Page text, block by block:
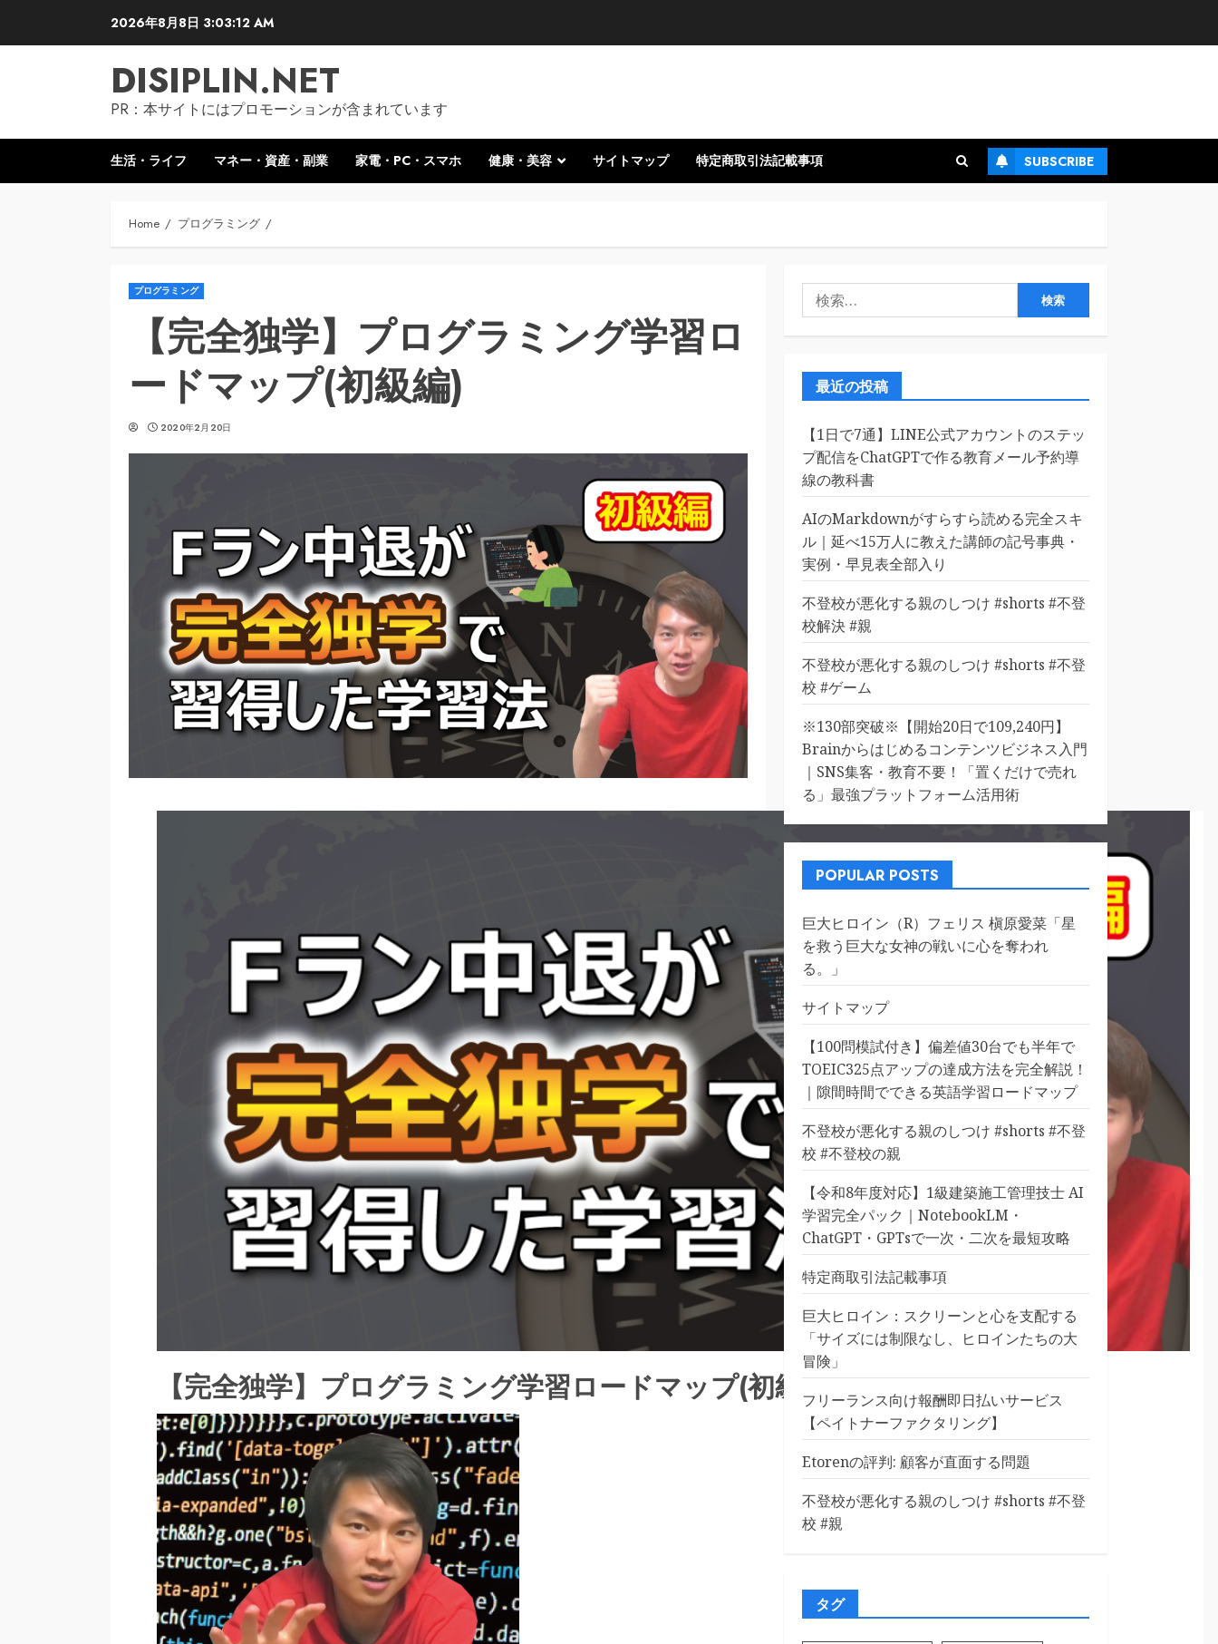
2026年8月8日 3:03:13 AM
DISIPLIN.NET
PR：本サイトにはプロモーションが含まれています
生活・ライフ マネー・資産・副業 家電・PC・スマホ 健康・美容 サイトマップ 特定商取引法記載事項 SUBSCRIBE
Home プログラミング
プログラミング
【完全独学】プログラミング学習ロ
ードマップ(初級編)
2020年2月20日
【完全独学】プログラミング学習ロードマップ(初級編)
検
索:
最近の投稿
【1日で7通】LINE公式アカウントのステッ
プ配信をChatGPTで作る教育メール予約導
線の教科書
AIのMarkdownがすらすら読める完全スキ
ル｜延べ15万人に教えた講師の記号事典・
実例・早見表全部入り
不登校が悪化する親のしつけ #shorts #不登
校解決 #親
不登校が悪化する親のしつけ #shorts #不登
校 #ゲーム
※130部突破※【開始20日で109,240円】
Brainからはじめるコンテンツビジネス入門
｜SNS集客・教育不要！「置くだけで売れ
る」最強プラットフォーム活用術
POPULAR POSTS
巨大ヒロイン（R）フェリス 槇原愛菜「星
を救う巨大な女神の戦いに心を奪われ
る。」
サイトマップ
【100問模試付き】偏差値30台でも半年で
TOEIC325点アップの達成方法を完全解説！
｜隙間時間でできる英語学習ロードマップ
不登校が悪化する親のしつけ #shorts #不登
校 #不登校の親
【令和8年度対応】1級建築施工管理技士 AI
学習完全パック｜NotebookLM・
ChatGPT・GPTsで一次・二次を最短攻略
特定商取引法記載事項
巨大ヒロイン：スクリーンと心を支配する
「サイズには制限なし、ヒロインたちの大
冒険」
フリーランス向け報酬即日払いサービス
【ペイトナーファクタリング】
Etorenの評判: 顧客が直面する問題
不登校が悪化する親のしつけ #shorts #不登
校 #親
タグ